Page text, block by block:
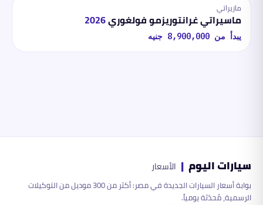
مازيراتي
ماسيراتي غرانتوريزمو فولغوري2026
يبدأ من 8,900,000 جنيه
سيارات اليوم | الأسعار
بوابة أسعار السيارات الجديدة في مصر: أكثر من 300 موديل من التوكيلات
الرسمية، مُحدّثة يومياً.